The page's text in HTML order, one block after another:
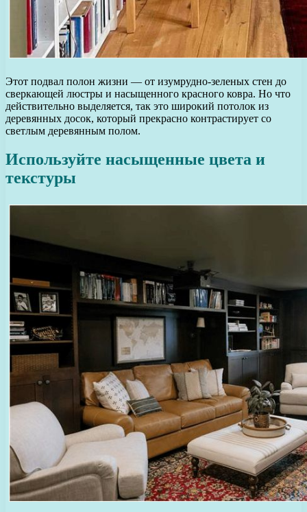
Этот подвал полон жизни — от изумрудно-зеленых стен до
сверкающей люстры и насыщенного красного ковра. Но что
действительно выделяется, так это широкий потолок из
деревянных досок, который прекрасно контрастирует со
светлым деревянным полом.
Используйте насыщенные цвета и
текстуры